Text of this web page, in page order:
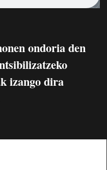
ondoria den
izango dira